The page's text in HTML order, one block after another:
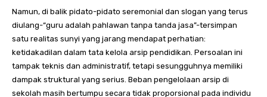
Namun, di balik pidato-pidato seremonial dan slogan yang terus
diulang-“guru adalah pahlawan tanpa tanda jasa”-tersimpan
satu realitas sunyi yang jarang mendapat perhatian:
ketidakadilan dalam tata kelola arsip pendidikan. Persoalan ini
tampak teknis dan administratif, tetapi sesungguhnya memiliki
dampak struktural yang serius. Beban pengelolaan arsip di
sekolah masih bertumpu secara tidak proporsional pada individu